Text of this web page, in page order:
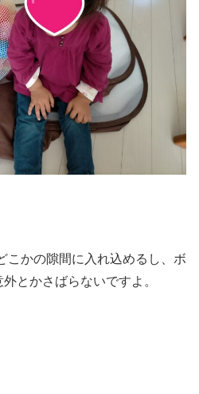
こかの隙間に入れ込めるし、ボ
とかさばらないですよ。